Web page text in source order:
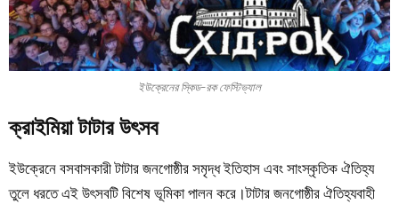
ইউক্রেনের স্কিড-রক ফেস্টিভ্যাল
ক্রাইমিয়া টাটার উৎসব
ইউক্রেনে বসবাসকারী টাটার জনগোষ্ঠীর সমৃদ্ধইতিহাসএবং সাংস্কৃতিক ঐতিহ্য
তুলে ধরতে এই উৎসবটি বিশেষ ভূমিকা পালন করে।টাটার জনগোষ্ঠীর ঐতিহ্যবাহী